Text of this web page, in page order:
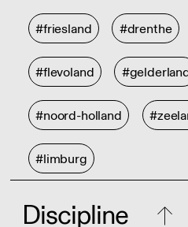
#friesland #drenthe
#flevoland
#noord-holland
#limburg
Discipline